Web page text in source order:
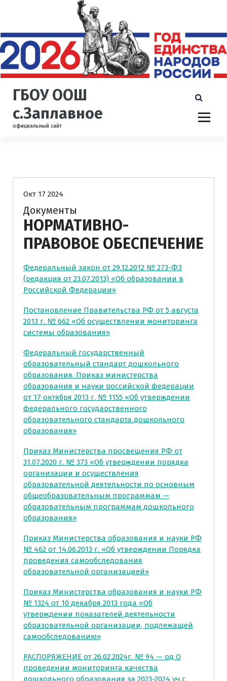
е
й
т
и
ГБОУ ООШ
с.Заплавное
официальный сайт
Окт 17 2024
Документы
НОРМАТИВНО-
ПРАВОВОЕ ОБЕСПЕЧЕНИЕ
Федеральный закон от 29.12.2012 № 273-ФЗ
(редакция от 23.07.2013) «Об образовании в
Российской Федерации»
Постановление Правительства РФ от 5 августа
2013 г. № 662 «Об осуществлении мониторинга
системы образования»
Федеральный государственный
образовательный стандарт дошкольного
образования. Приказ министерства
образования и науки российской федерации
от 17 октября 2013 г. № 1155 «Об утверждении
федерального государственного
образовательного стандарта дошкольного
образования»
Приказ Министерства просвещения РФ от
31.07.2020 г. № 373 «Об утверждении порядка
организации и осуществления
образовательной деятельности по основным
общеобразовательным программам —
образовательным программам дошкольного
образования»
Приказ Министерства образования и науки РФ
№ 462 от 14.06.2013 г. «Об утверждении Порядка
проведения самообследования
образовательной организацией»
Приказ Министерства образования и науки РФ
№ 1324 от 10 декабря 2013 года «Об
утверждении показателей деятельности
образовательной организации, подлежащей
самообследованию»
РАСПОРЯЖЕНИЕ от 26.02.2024г. № 94 — од О
проведении мониторинга качества
дошкольного образования за 2023-2024 уч.г.